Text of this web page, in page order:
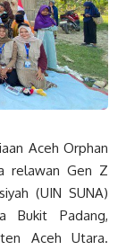
Aceh Orphan
relawan Gen Z
(UIN SUNA)
Bukit Padang,
Aceh Utara.